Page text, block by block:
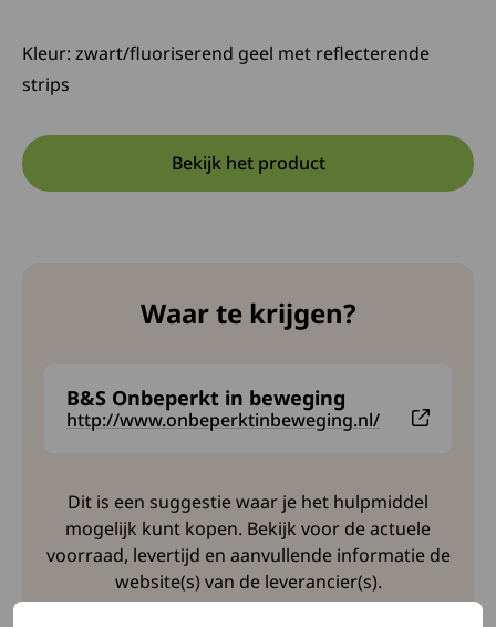
Kleur: zwart/fluoriserend geel met reflecterende
strips
Bekijk het product
Opent in een nieuwe tab:
Deze link opent in een nieuw
Waar te krijgen?
B&S Onbeperkt in beweging
http://www.onbeperktinbeweging.nl/
Deze link leidt naar een externe website en opent
Dit is een suggestie waar je het hulpmiddel
mogelijk kunt kopen. Bekijk voor de actuele
voorraad, levertijd en aanvullende informatie de
website(s) van de leverancier(s).